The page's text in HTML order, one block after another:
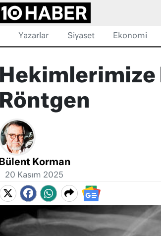
Yazarlar Siyaset Ekonomi
Röntgen
Bülent Korman
20 Kasım 2025